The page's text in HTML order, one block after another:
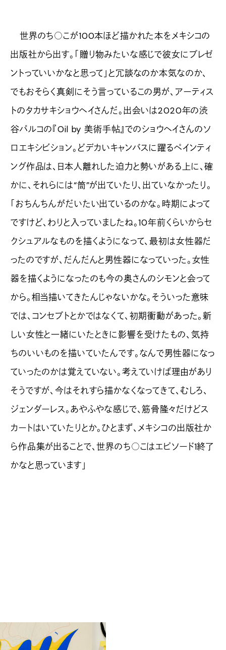
世界のち○こが100本ほど描かれた本をメキシコの
出版社から出す。「贈り物みたいな感じで彼女にプレゼ
ントっていいかなと思って」と冗談なのか本気なのか、
でもおそらく真剣にそう言っているこの男が、アーティス
トのタカサキショウヘイさんだ。出会いは2020年の渋
谷パルコの『Oil by 美術手帖』でのショウヘイさんのソ
ロエキシビション。どデカいキャンバスに躍るペインティ
ング作品は、日本人離れした迫力と勢いがある上に、確
かに、それらには“筒”が出ていたり、出ていなかったり。
「おちんちんがだいたい出ているのかな。時期によって
ですけど、わりと入っていましたね。10年前くらいからセ
クシュアルなものを描くようになって、最初は女性器だ
ったのですが、だんだんと男性器になっていった。女性
器を描くようになったのも今の奥さんのシモンと会って
から。相当描いてきたんじゃないかな。そういった意味
では、コンセプトとかではなくて、初期衝動があった。新
しい女性と一緒にいたときに影響を受けたもの、気持
ちのいいものを描いていたんです。なんで男性器になっ
ていったのかは覚えていない。考えていけば理由があり
そうですが、今はそれすら描かなくなってきて、むしろ、
ジェンダーレス。あやふやな感じで、筋骨隆々だけどス
カートはいていたりとか。ひとまず、メキシコの出版社か
ら作品集が出ることで、世界のち○こはエピソード1終了
かなと思っています」